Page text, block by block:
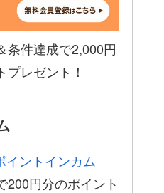
条件達成で2,000円
レゼント！
200円分のポイント